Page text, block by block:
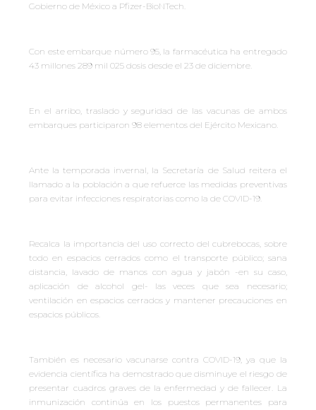
Gobierno de México a Pfizer-BioNTech.
Con este embarque número 95, la farmacéutica ha entregado
43 millones 289 mil 025 dosis desde el 23 de diciembre.
En el arribo, traslado y seguridad de las vacunas de ambos
embarques participaron 98 elementos del Ejército Mexicano.
Ante la temporada invernal, la Secretaría de Salud reitera el
llamado a la población a que refuerce las medidas preventivas
para evitar infecciones respiratorias como la de COVID-19.
Recalca la importancia del uso correcto del cubrebocas, sobre
todo en espacios cerrados como el transporte público; sana
distancia, lavado de manos con agua y jabón -en su caso,
aplicación de alcohol gel- las veces que sea necesario;
ventilación en espacios cerrados y mantener precauciones en
espacios públicos.
También es necesario vacunarse contra COVID-19, ya que la
evidencia científica ha demostrado que disminuye el riesgo de
presentar cuadros graves de la enfermedad y de fallecer. La
inmunización continúa en los puestos permanentes para